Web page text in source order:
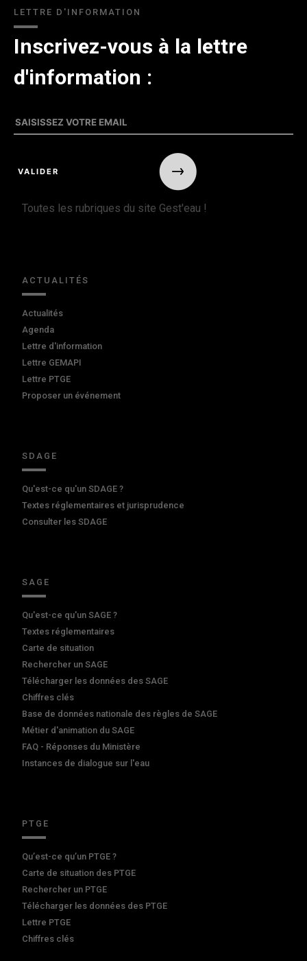
LETTRE D'INFORMATION
Inscrivez-vous à la lettre
d'information :
Toutes les rubriques du site Gest'eau !
ACTUALITÉS
Actualités
Agenda
Lettre d'information
Lettre GEMAPI
Lettre PTGE
Proposer un événement
SDAGE
Qu'est-ce qu'un SDAGE ?
Textes réglementaires et jurisprudence
Consulter les SDAGE
SAGE
Qu'est-ce qu'un SAGE ?
Textes réglementaires
Carte de situation
Rechercher un SAGE
Télécharger les données des SAGE
Chiffres clés
Base de données nationale des règles de SAGE
Métier d'animation du SAGE
FAQ - Réponses du Ministère
Instances de dialogue sur l'eau
PTGE
Qu’est-ce qu’un PTGE ?
Carte de situation des PTGE
Rechercher un PTGE
Télécharger les données des PTGE
Lettre PTGE
Chiffres clés